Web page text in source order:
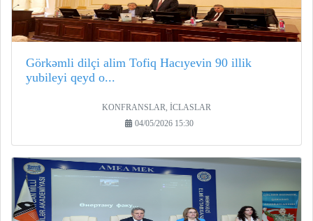
Görkəmli dilçi alim Tofiq Hacıyevin 90 illik
yubileyi qeyd o...
KONFRANSLAR, İCLASLAR
04/05/2026 15:30